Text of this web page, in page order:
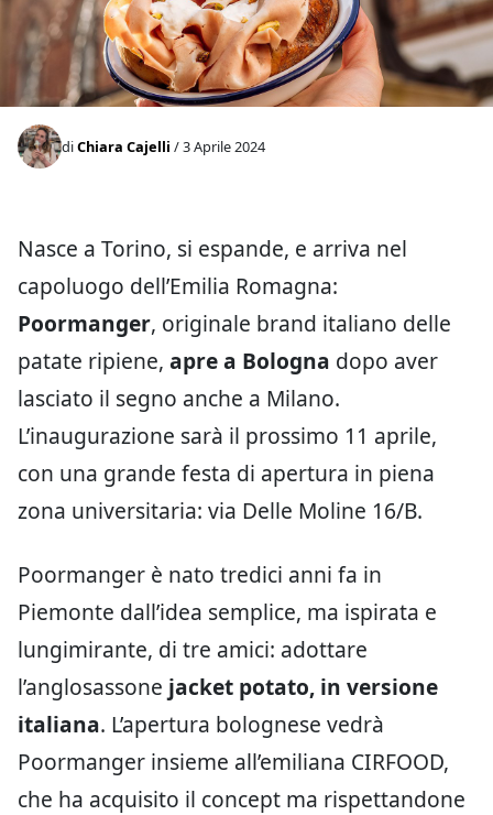
diChiara Cajelli / 3 Aprile 2024
Nasce a Torino, si espande, e arriva nel
capoluogo dell’Emilia Romagna:
Poormanger, originale brand italiano delle
patate ripiene, apre a Bologna dopo aver
lasciato il segno anche a Milano.
L’inaugurazione sarà il prossimo 11 aprile,
con una grande festa di apertura in piena
zona universitaria: via Delle Moline 16/B.
Poormanger è nato tredici anni fa in
Piemonte dall’idea semplice, ma ispirata e
lungimirante, di tre amici: adottare
l’anglosassone jacket potato, in versione
italiana. L’apertura bolognese vedrà
Poormanger insieme all’emiliana CIRFOOD,
che ha acquisito il concept ma rispettandone